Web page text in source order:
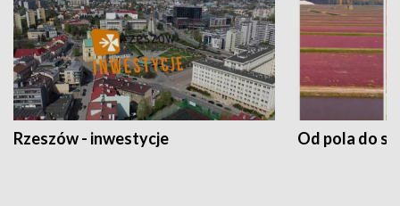
Rzeszów - inwestycje Od pola do